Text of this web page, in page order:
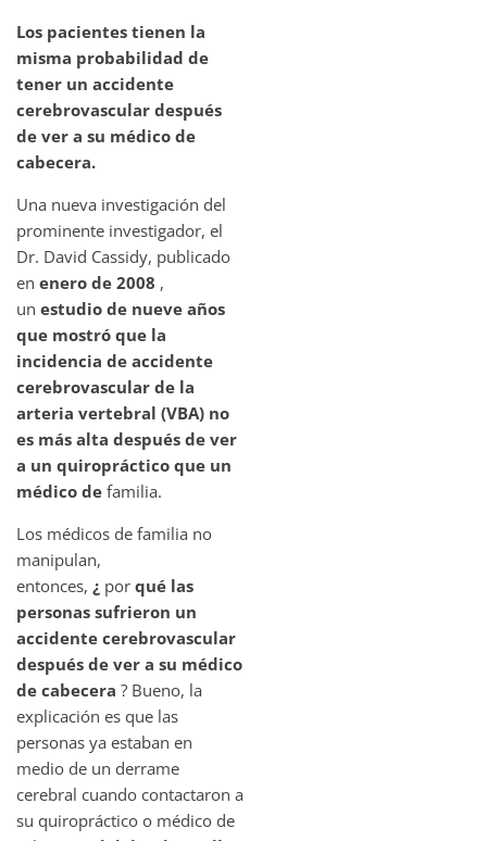
Los pacientes tienen la
misma probabilidad de
tener un accidente
cerebrovascular después
de ver a su médico de
cabecera.
Una nueva investigación del
prominente investigador, el
Dr. David Cassidy, publicado
en enero de 2008 ,
un estudio de nueve años
que mostró que la
incidencia de accidente
cerebrovascular de la
arteria vertebral (VBA) no
es más alta después de ver
a un quiropráctico que un
médico de familia.
Los médicos de familia no
manipulan,
entonces, ¿ por qué las
personas sufrieron un
accidente cerebrovascular
después de ver a su médico
de cabecera ? Bueno, la
explicación es que las
personas ya estaban en
medio de un derrame
cerebral cuando contactaron a
su quiropráctico o médico de